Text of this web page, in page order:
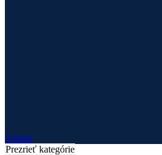
0 items
Prezrieť kategórie